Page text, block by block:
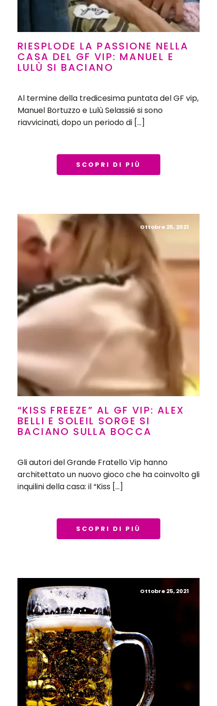
RIESPLODE LA PASSIONE NELLA
CASA DEL GF VIP: MANUEL E
LULÙ SI BACIANO
Al termine della tredicesima puntata del GF vip,
Manuel Bortuzzo e Lulù Selassié si sono
riavvicinati, dopo un periodo di […]
SCOPRI DI PIÙ
Ottobre 25, 2021
“KISS FREEZE” AL GF VIP: ALEX
BELLI E SOLEIL SORGE SI
BACIANO SULLA BOCCA
Gli autori del Grande Fratello Vip hanno
architettato un nuovo gioco che ha coinvolto gli
inquilini della casa: il “Kiss […]
SCOPRI DI PIÙ
Ottobre 25, 2021